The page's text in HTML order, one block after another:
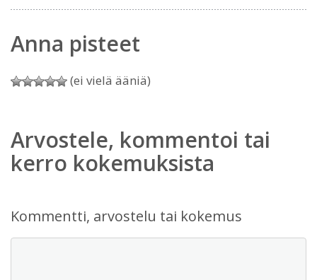
Anna pisteet
(ei vielä ääniä)
Arvostele, kommentoi tai
kerro kokemuksista
Kommentti, arvostelu tai kokemus